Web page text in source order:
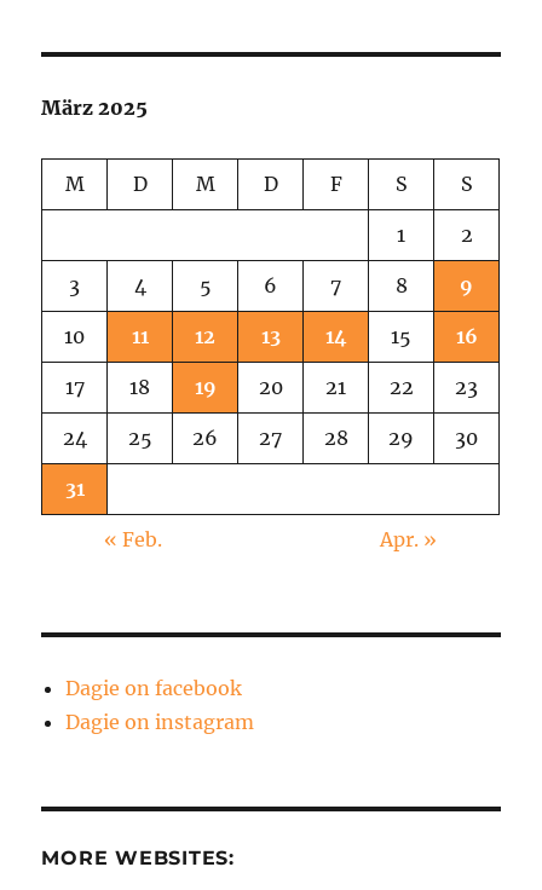
März 2025
M D M D F S S
1 2
3 4 5 6 7 8 9
10 11 12 13 14 15 16
17 18 19 20 21 22 23
24 25 26 27 28 29 30
31
« Feb. Apr. »
Dagie on facebook
Dagie on instagram
MORE WEBSITES: